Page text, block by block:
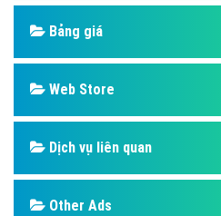
Bảng giá
Web Store
Dịch vụ liên quan
Other Ads